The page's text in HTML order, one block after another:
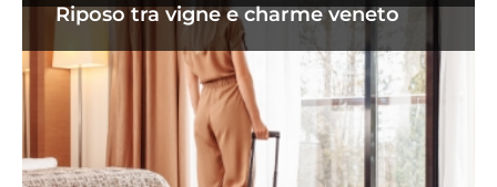
Riposo tra vigne e charme veneto